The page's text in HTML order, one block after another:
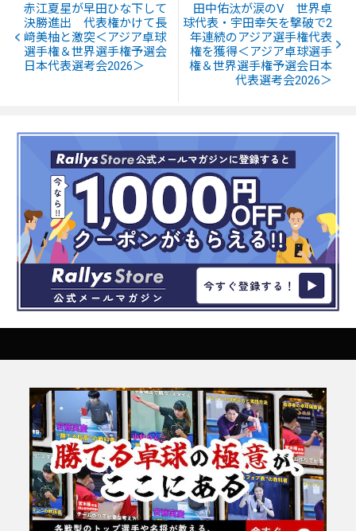
赤江夏星が早田ひな下して
決勝進出 代表権かけて長
﨑美柚と激突＜アジア卓球
選手権＆世界選手権予選会
日本代表選考会2026＞
田中佑汰が涙のV 世界卓
球代表・宇田幸矢を撃破で2
年連続のアジア選手権代表
権を獲得＜アジア卓球選手
権＆世界選手権予選会日本
代表選考会2026＞